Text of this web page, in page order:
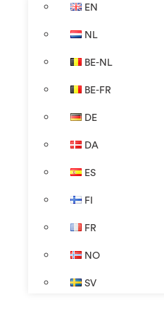
EN
NL
BE-NL
BE-FR
DE
DA
ES
FI
FR
NO
SV